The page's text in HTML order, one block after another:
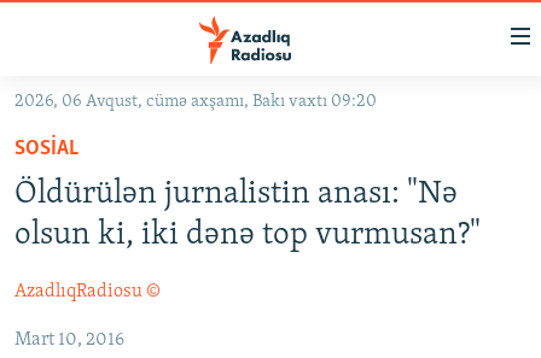
Əsas
qayıt
Əsas
naviqasiyaya
qayıt
Axtarışa
GÜNDƏM
#İZAHLA
KORRUPSIOMETR
FƏRQƏ BAX
QANUNI DOĞRU
2026, 06 Avqust, cümə axşamı, Bakı vaxtı 09:20
SOSIAL
Öldürülən jurnalistin anası: "Nə
olsun ki, iki dənə top vurmusan?"
AzadlıqRadiosu ©
Mart 10, 2016